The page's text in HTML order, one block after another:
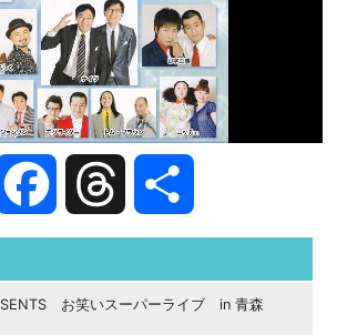
Line Facebook Threads
有
お笑いスーパーライブ in 青森